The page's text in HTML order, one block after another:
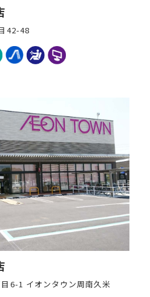
42-48
6-1 イオンタウン周南久米